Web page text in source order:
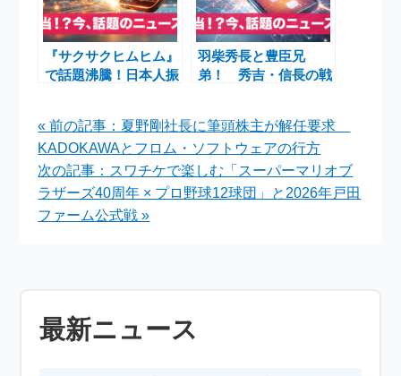
『サクサクヒムヒム』
で話題沸騰！日本人振
羽柴秀長と豊臣兄
弟！ 秀吉・信長の戦
« 前の記事：夏野剛社長に筆頭株主が解任要求
KADOKAWAとフロム・ソフトウェアの行方
次の記事：スワチケで楽しむ「スーパーマリオブ
ラザーズ40周年 × プロ野球12球団」と2026年戸田
ファーム公式戦 »
最新ニュース